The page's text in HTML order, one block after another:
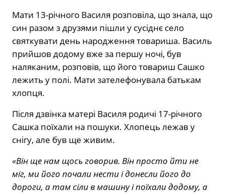
Мати 13-річного Василя розповіла, що знала, що
син разом з друзями пішли у сусіднє село
святкувати день народження товариша. Василь
прийшов додому вже за першу ночі, був
наляканим, розповів, що його товариш Сашко
лежить у полі. Мати зателефонувала батькам
хлопця.
Після дзвінка матері Василя родичі 17-річного
Сашка поїхали на пошуки. Хлопець лежав у
снігу, але був ще живим.
«Він ще нам щось говорив. Він просто йти не
міг, ми його почали нести і донесли його до
дороги, а там сіли в машину і поїхали додому, а